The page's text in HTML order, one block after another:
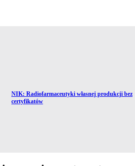
Przejdź do artykułu:
NIK: Radiofarmaceutyki własnej produkcji bez
certyfikatów